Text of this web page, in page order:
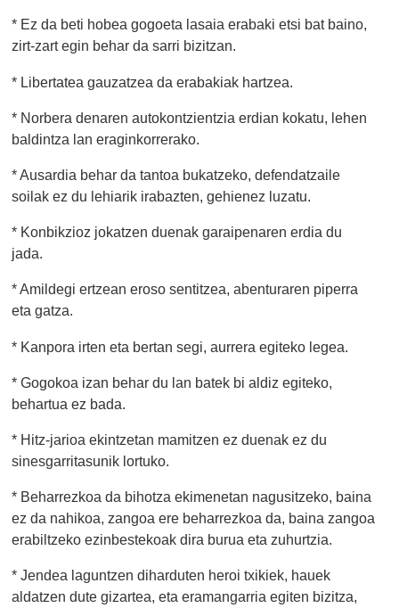
* Ez da beti hobea gogoeta lasaia erabaki etsi bat baino,
zirt-zart egin behar da sarri bizitzan.
* Libertatea gauzatzea da erabakiak hartzea.
* Norbera denaren autokontzientzia erdian kokatu, lehen
baldintza lan eraginkorrerako.
* Ausardia behar da tantoa bukatzeko, defendatzaile
soilak ez du lehiarik irabazten, gehienez luzatu.
* Konbikzioz jokatzen duenak garaipenaren erdia du
jada.
* Amildegi ertzean eroso sentitzea, abenturaren piperra
eta gatza.
* Kanpora irten eta bertan segi, aurrera egiteko legea.
* Gogokoa izan behar du lan batek bi aldiz egiteko,
behartua ez bada.
* Hitz-jarioa ekintzetan mamitzen ez duenak ez du
sinesgarritasunik lortuko.
* Beharrezkoa da bihotza ekimenetan nagusitzeko, baina
ez da nahikoa, zangoa ere beharrezkoa da, baina zangoa
erabiltzeko ezinbestekoak dira burua eta zuhurtzia.
* Jendea laguntzen diharduten heroi txikiek, hauek
aldatzen dute gizartea, eta eramangarria egiten bizitza,